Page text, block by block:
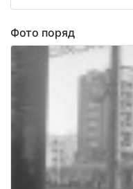
Фото поряд